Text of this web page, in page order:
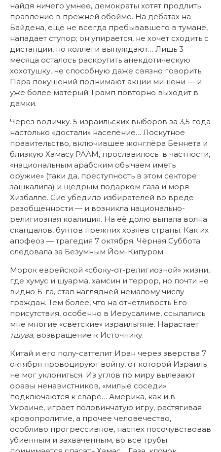
найдя ничего умнее, демократы хотят продлить
правление в прежней обойме. На дебатах на
Байдена, ещё не всегда пребывавшего в тумане,
нападает ступор; он упирается, не хочет сходить с
дистанции, но коллеги вынуждают… Лишь 3
месяца осталось раскрутить анекдотическую
хохотушку, не способную даже связно говорить.
Пара покушений поднимают акции мишени — и
уже более матёрый Трамп повторно выходит в
дамки.
Через водичку. 5 израильских выборов за 3,5 года
настолько «достали» население… Лоскутное
правительство, включившее жонглёра Беннета и
близкую Хамасу РААМ, прославилось в частности,
«национальным арабским обычаем иметь
оружие» (таки да, преступность в этом секторе
зашкалила) и щедрым подарком газа и моря
Хизбалле. Сие убедило избирателей во вреде
разобщённости — и возникла национально-
религиозная коалиция. На её долю выпала волна
скандалов, бунтов прежних хозяев страны. Как их
апофеоз — трагедия 7 октября. Чёрная Суббота
следовала за Безумным Йом-Кипуром…
Морок еврейской «сбоку-от-религиозной» жизни,
где хумус и шуарма, хамсин и террор, но почти не
видно Б-га, стал наглядней немалому числу
граждан. Тем более, что на отчётливость Его
присутствия, особенно в Иерусалиме, ссылались
мне многие «светские» израильтяне. Нарастает
тшува, возвращение к Источнику.
Китай и его полу-саттелит Иран через зверства 7
октября провоцируют войну, от которой Израиль
не мог уклониться. Из углов по миру вылезают
оравы ненавистников, «милые соседи»
подключаются к сваре… Америка, как и в
Украине, играет половинчатую игру, растягивая
кровопролитие, а прочее человечество,
особливо прогрессивное, наспех посочувствовав
убиенным и захваченным, во все трубы